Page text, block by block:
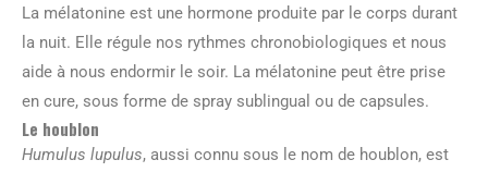
La mélatonine est une hormone produite par le corps durant
la nuit. Elle régule nos rythmes chronobiologiques et nous
aide à nous endormir le soir. La mélatonine peut être prise
en cure, sous forme de spray sublingual ou de capsules.
Le houblon
Humulus lupulus, aussi connu sous le nom de houblon, est